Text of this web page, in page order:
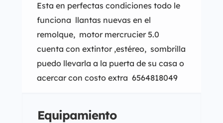
Esta en perfectas condiciones todo le
funciona llantas nuevas en el
remolque, motor mercrucier 5.0
cuenta con extintor ,estéreo, sombrilla
puedo llevarla a la puerta de su casa o
acercar con costo extra 6564818049
Equipamiento